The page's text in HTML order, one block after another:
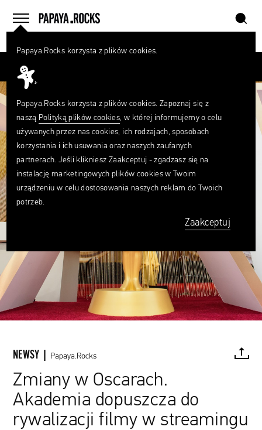
menu
home szukaj
NEWSY | Papaya.Rocks
Zmiany w Oscarach.
Akademia dopuszcza do
rywalizacji filmy w streamingu
FACEBOOK TWITTER PINTEREST MAIL
Papaya.Rocks korzysta z plików cookies.
Papaya.Rocks korzysta z plików cookies. Zapoznaj się z
naszą Polityką plików cookies, w której informujemy o celu
używanych przez nas cookies, ich rodzajach, sposobach
korzystania i ich usuwania oraz naszych zaufanych
partnerach. Jeśli klikniesz Zaakceptuj - zgadzasz się na
instalację marketingowych plików cookies w Twoim
urządzeniu w celu dostosowania naszych reklam do Twoich
potrzeb.
Zaakceptuj
Czego
szukasz?